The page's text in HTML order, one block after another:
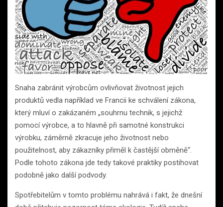
Snaha zabránit výrobcům ovlivňovat životnost jejich
produktů vedla například ve Francii ke schválení zákona,
který mluví o zakázaném „souhrnu technik, s jejichž
pomocí výrobce, a to hlavně při samotné konstrukci
výrobku, záměrně zkracuje jeho životnost nebo
použitelnost, aby zákazníky přiměl k častější obměně“.
Podle tohoto zákona jde tedy takové praktiky postihovat
podobně jako další podvody.
Spotřebitelům v tomto problému nahrává i fakt, že dnešní